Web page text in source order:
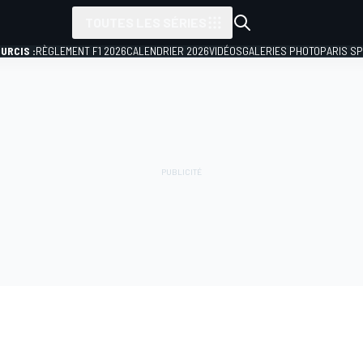
:RÈGLEMENT F1 2026CALENDRIER 2026VIDÉOSGALERIES PHOTOPARIS